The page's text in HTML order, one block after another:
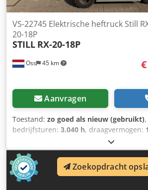
Oss 45 km
VS-22745 Elektrische heftruck Still
20-18P
STILL RX-20-18P
Aanvragen
Toestand: zo goed als nieuw (gebruikt)
bedrijfsturen: 3.040 h, draagvermogen:
, brandstoftype:
triplex, bouwhoogte:2.460 mm,
kilometerstand:
3.040 km
, In zeer
Dodpfsywanisx Al Deck Elektrische
Still (Duistland)Bouwjaar 2019Uren
Zoekopdracht